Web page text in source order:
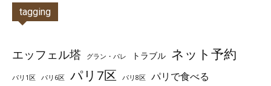
tagging
エッフェル塔 グラン・パレ トラブル ネット予約
パリ1区 パリ6区 パリ7区 パリ8区 パリで食べる